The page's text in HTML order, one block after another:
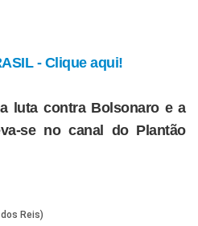
- Clique aqui!
luta contra Bolsonaro e a
se no canal do Plantão